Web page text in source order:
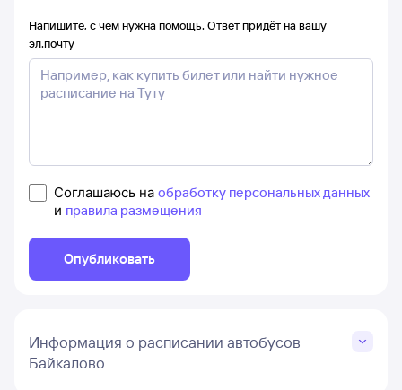
Напишите, с чем нужна помощь. Ответ придёт на вашу
эл.почту
Соглашаюсь на обработку персональных данных
и правила размещения
Опубликовать
Информация о расписании автобусов
Байкалово